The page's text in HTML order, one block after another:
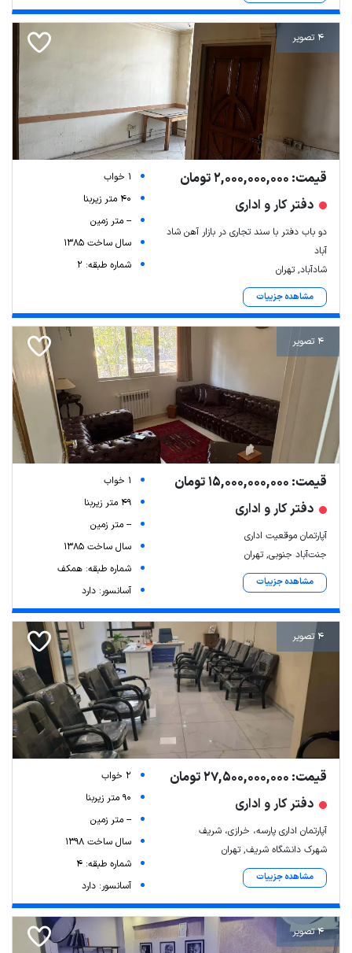
4 تصویر
قیمت: 2,000,000,000 تومان
دفتر کار و اداری
دو باب دفتر با سند تجاری در بازار آهن شاد
آباد
شادآباد, تهران
مشاهده جزییات
1 خواب
40 متر زیربنا
-- متر زمین
سال ساخت 1385
شماره طبقه: 2
4 تصویر
قیمت: 15,000,000,000 تومان
دفتر کار و اداری
آپارتمان موقعیت اداری
جنت‌آباد جنوبی, تهران
مشاهده جزییات
1 خواب
49 متر زیربنا
-- متر زمین
سال ساخت 1385
شماره طبقه: همکف
آسانسور: دارد
4 تصویر
قیمت: 27,500,000,000 تومان
دفتر کار و اداری
آپارتمان اداری پارسه، خرازی، شریف
شهرک دانشگاه شریف, تهران
مشاهده جزییات
2 خواب
90 متر زیربنا
-- متر زمین
سال ساخت 1398
شماره طبقه: 4
آسانسور: دارد
4 تصویر